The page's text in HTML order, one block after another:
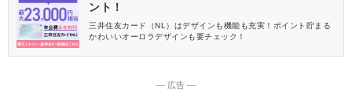
ント！
三井住友カード（NL）はデザインも機能も充実！ポイント貯まる
かわいいオーロラデザインも要チェック！
― 広告 ―